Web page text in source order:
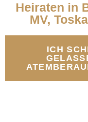
Heiraten in
MV,
ICH